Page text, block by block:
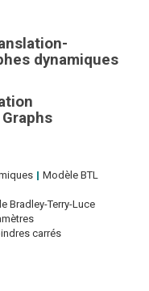
dynamiques
Modèle BTL
Bradley-Terry-Luce
carrés